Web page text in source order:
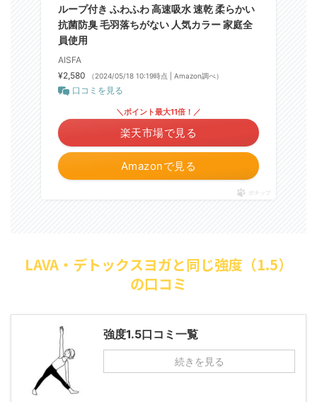
ループ付き ふわふわ 高速吸水 速乾 柔らかい
抗菌防臭 毛羽落ちがない 人気カラー 家庭全
員使用
AISFA
¥2,580
（2024/05/18 10:19時点 | Amazon調べ）
口コミを見る
Amazonで見る
＼ポイント最大11倍！／
楽天市場で見る
ポチップ
LAVA・デトックスヨガと同じ強度（1.5）
の口コミ
強度1.5口コミ一覧
続きを見る